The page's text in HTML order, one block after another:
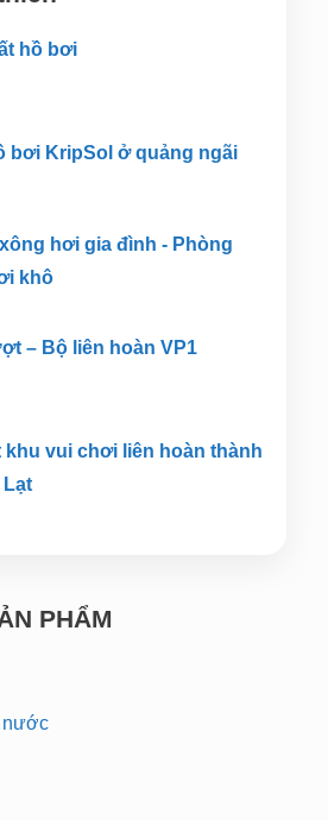
hồ bơi
bơi KripSol ở quảng ngãi
hơi gia đình - Phòng
khô
– Bộ liên hoàn VP1
khu vui chơi liên hoàn thành
PHẨM
nước